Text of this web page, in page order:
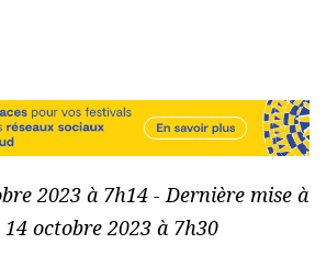
2023 à 7h14 - Dernière mise à
octobre 2023 à 7h30